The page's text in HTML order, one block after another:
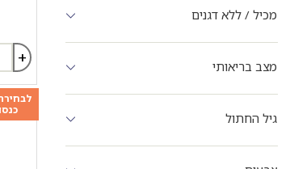
מכיל / ללא דגנים
מצב בריאותי
גיל החתול
+